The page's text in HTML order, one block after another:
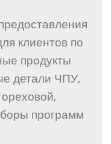
клиентов по
продукты
детали ЧПУ,
программ